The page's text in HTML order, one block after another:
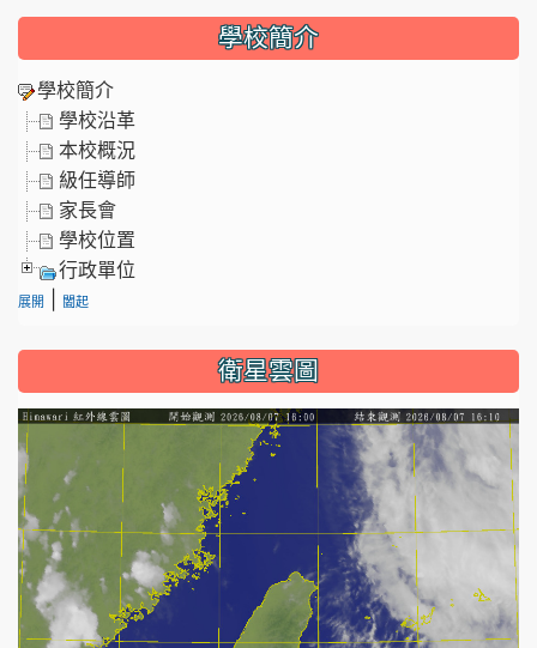
學校簡介
學校簡介
學校沿革
本校概況
級任導師
家長會
學校位置
行政單位
展開 闔起
衛星雲圖